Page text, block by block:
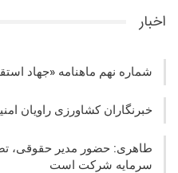
اخبار
شماره نهم ماهنامه «جهاد
خبرنگاران کشاورزی راویان
طاهری: حضور مدیر حقوقی،
سرمایه شرکت‌ است